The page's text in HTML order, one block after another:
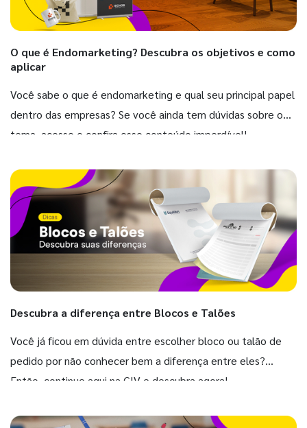
O que é Endomarketing? Descubra os objetivos e como
aplicar
Você sabe o que é endomarketing e qual seu principal papel
dentro das empresas? Se você ainda tem dúvidas sobre o
tema, acesse e confira esse conteúdo imperdível!
Descubra a diferença entre Blocos e Talões
Você já ficou em dúvida entre escolher bloco ou talão de
pedido por não conhecer bem a diferença entre eles?
Então, continue aqui na GIV e descubra agora!